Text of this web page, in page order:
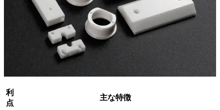
利
点
主な特徴